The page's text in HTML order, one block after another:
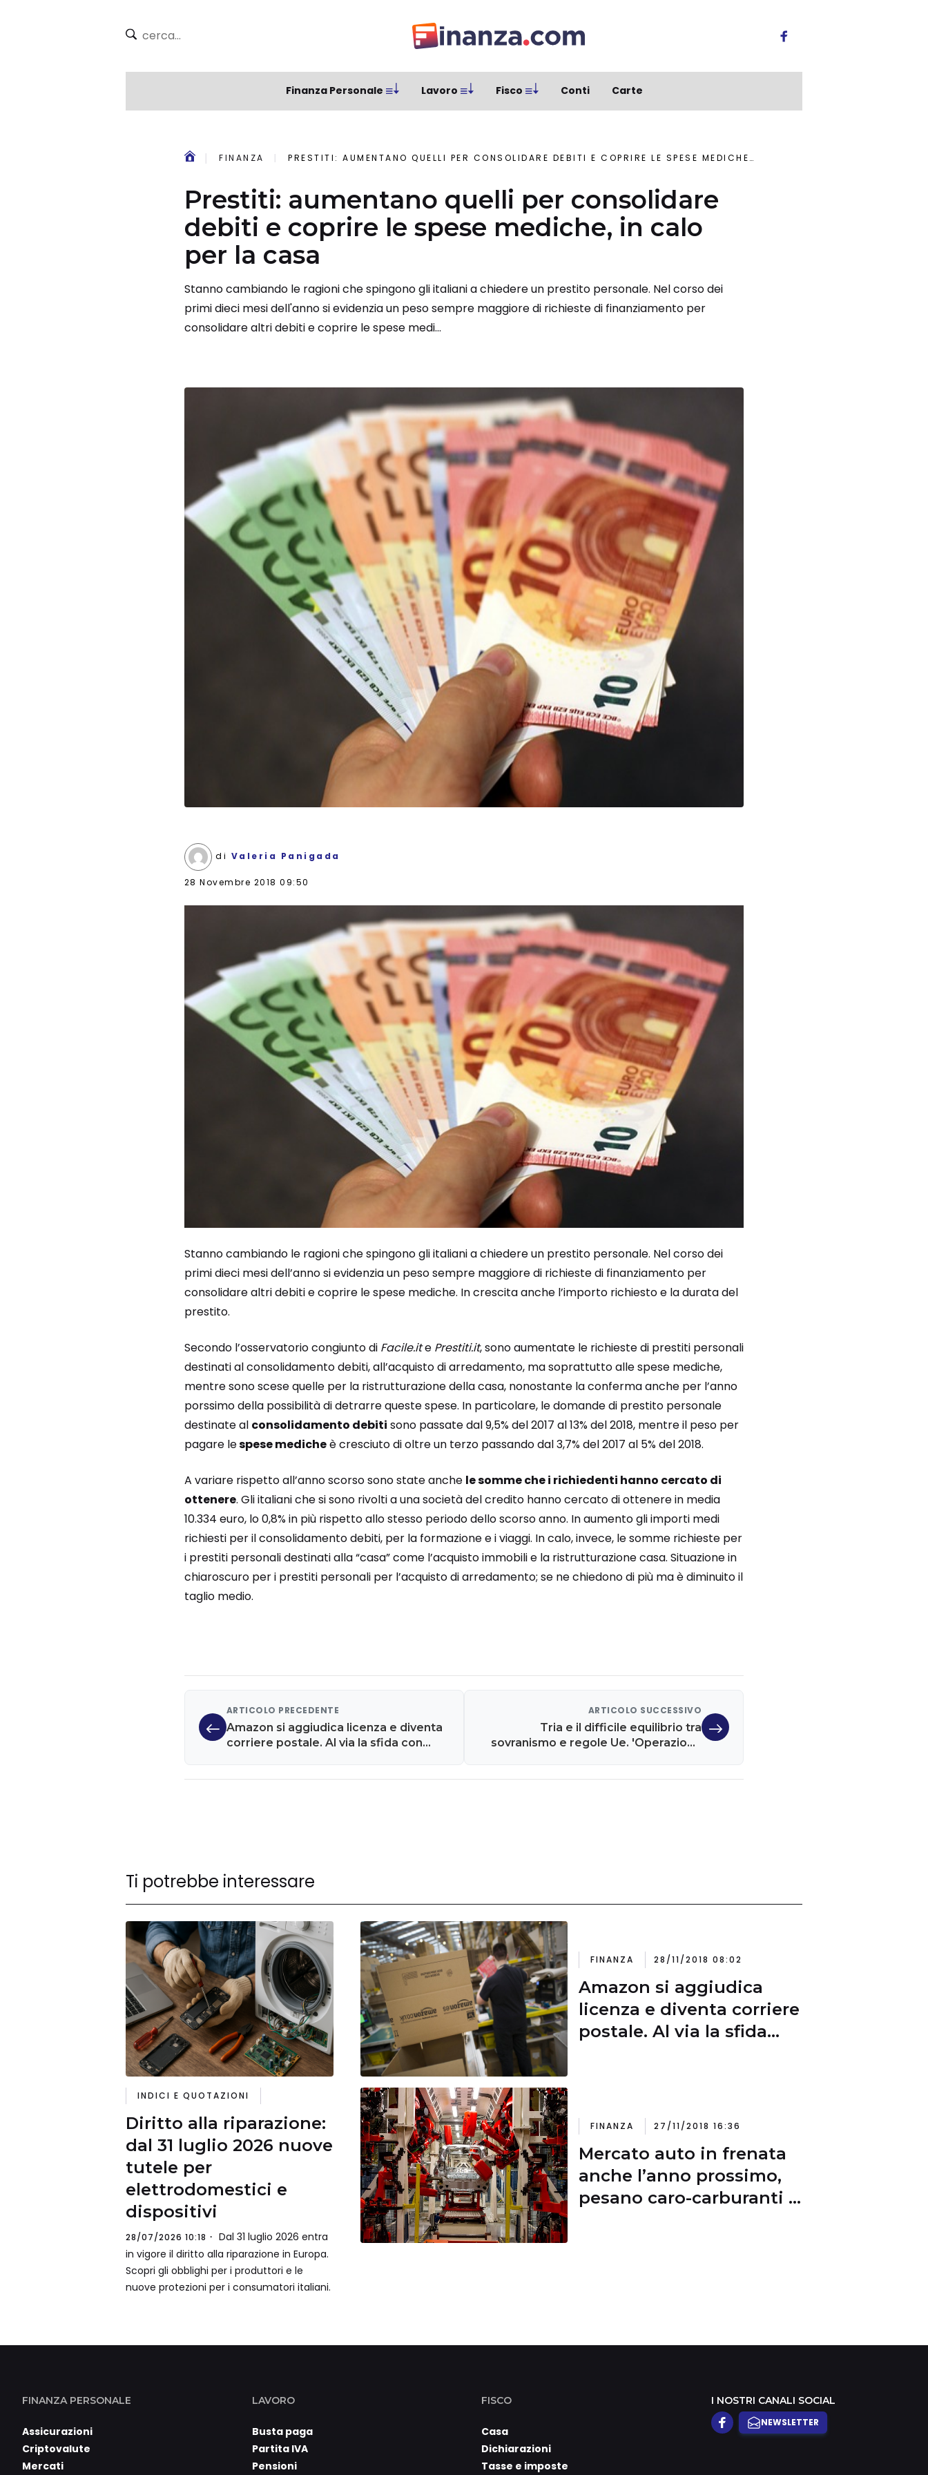
Finanza Personale Lavoro Fisco Conti Carte
FINANZA PRESTITI: AUMENTANO QUELLI PER CONSOLIDARE DEBITI E COPRIRE LE SPESE MEDICHE, IN CALO PER LA CASA
Prestiti: aumentano quelli per consolidare
debiti e coprire le spese mediche, in calo
per la casa
Stanno cambiando le ragioni che spingono gli italiani a chiedere un prestito personale. Nel corso dei
primi dieci mesi dell'anno si evidenzia un peso sempre maggiore di richieste di finanziamento per
consolidare altri debiti e coprire le spese medi...
di Valeria Panigada
28 Novembre 2018 09:50
Stanno cambiando le ragioni che spingono gli italiani a chiedere un prestito personale. Nel corso dei
primi dieci mesi dell’anno si evidenzia un peso sempre maggiore di richieste di finanziamento per
consolidare altri debiti e coprire le spese mediche. In crescita anche l’importo richiesto e la durata del
prestito.
Secondo l’osservatorio congiunto di Facile.itePrestiti.it, sono aumentate le richieste di prestiti personali
destinati al consolidamento debiti, all’acquisto di arredamento, ma soprattutto alle spese mediche,
mentre sono scese quelle per la ristrutturazione della casa, nonostante la conferma anche per l’anno
porssimo della possibilità di detrarre queste spese. In particolare, le domande di prestito personale
destinate al consolidamento debiti sono passate dal 9,5% del 2017 al 13% del 2018, mentre il peso per
pagare lespese medicheè cresciuto di oltre un terzo passando dal 3,7% del 2017 al 5% del 2018.
A variare rispetto all’anno scorso sono state anche le somme che i richiedenti hanno cercato di
ottenere. Gli italiani che si sono rivolti a una società del credito hanno cercato di ottenere in media
10.334 euro, lo 0,8% in più rispetto allo stesso periodo dello scorso anno. In aumento gli importi medi
richiesti per il consolidamento debiti, per la formazione e i viaggi. In calo, invece, le somme richieste per
i prestiti personali destinati alla “casa” come l’acquisto immobili e la ristrutturazione casa. Situazione in
chiaroscuro per i prestiti personali per l’acquisto di arredamento; se ne chiedono di più ma è diminuito il
taglio medio.
ARTICOLO PRECEDENTE
Amazon si aggiudica licenza e diventa
corriere postale. Al via la sfida con
ARTICOLO SUCCESSIVO
Tria e il difficile equilibrio tra
sovranismo e regole Ue. 'Operazione
Ti potrebbe interessare
INDICI E QUOTAZIONI
Diritto alla riparazione:
dal 31 luglio 2026 nuove
tutele per
elettrodomestici e
dispositivi
28/07/2026 10:18
Dal 31 luglio 2026 entra
in vigore il diritto alla riparazione in Europa.
Scopri gli obblighi per i produttori e le
nuove protezioni per i consumatori italiani.
FINANZA 28/11/2018 08:02
Amazon si aggiudica
licenza e diventa corriere
postale. Al via la sfida
FINANZA 27/11/2018 16:36
Mercato auto in frenata
anche l’anno prossimo,
pesano caro-carburanti e
FINANZA PERSONALE
Assicurazioni
Criptovalute
Mercati
LAVORO
Busta paga
Partita IVA
Pensioni
FISCO
Casa
Dichiarazioni
Tasse e imposte
I NOSTRI CANALI SOCIAL
NEWSLETTER